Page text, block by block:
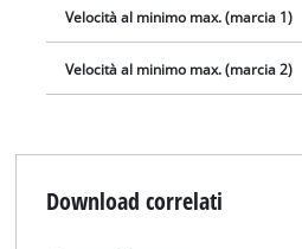
Velocità al minimo max. (marcia 1)
Velocità al minimo max. (marcia 2)
Download correlati